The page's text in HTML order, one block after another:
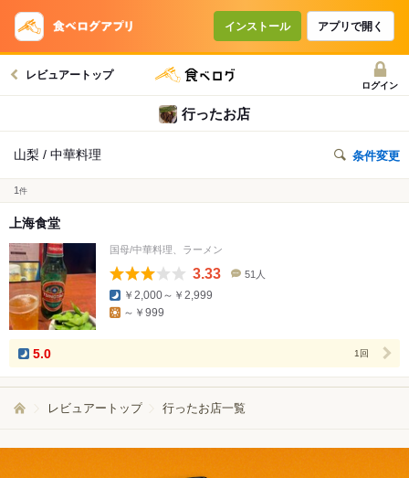
インストール アプリで開く
レビュアートップ
ログイン
行ったお店
山梨 / 中華料理 条件変更
1 件
上海食堂
国母/中華料理、ラーメン
3.33
数
51人
￥2,000～￥2,999
～￥999
5.0 1回
レビュアートップ 行ったお店一覧